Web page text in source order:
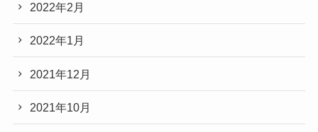
2022年2月
2022年1月
2021年12月
2021年10月